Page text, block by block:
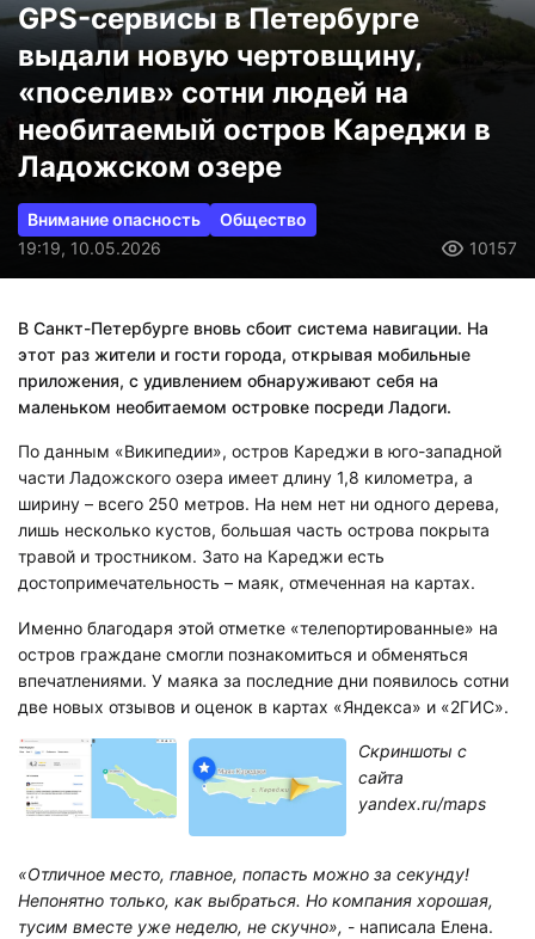
GPS-сервисы в Петербурге
выдали новую чертовщину,
«поселив» сотни людей на
необитаемый остров Кареджи в
Ладожском озере
Внимание опасность
Общество
19:19, 10.05.2026
10157
В Санкт-Петербурге вновь сбоит система навигации. На
этот раз жители и гости города, открывая мобильные
приложения, с удивлением обнаруживают себя на
маленьком необитаемом островке посреди Ладоги.
По данным «Википедии», остров Кареджи в юго-западной
части Ладожского озера имеет длину 1,8 километра, а
ширину – всего 250 метров. На нем нет ни одного дерева,
лишь несколько кустов, большая часть острова покрыта
травой и тростником. Зато на Кареджи есть
достопримечательность – маяк, отмеченная на картах.
Именно благодаря этой отметке «телепортированные» на
остров граждане смогли познакомиться и обменяться
впечатлениями. У маяка за последние дни появилось сотни
две новых отзывов и оценок в картах «Яндекса» и «2ГИС».
Скриншоты с
сайта
yandex.ru/maps
«Отличное место, главное, попасть можно за секунду!
Непонятно только, как выбраться. Но компания хорошая,
тусим вместе уже неделю, не скучно», - написала Елена.